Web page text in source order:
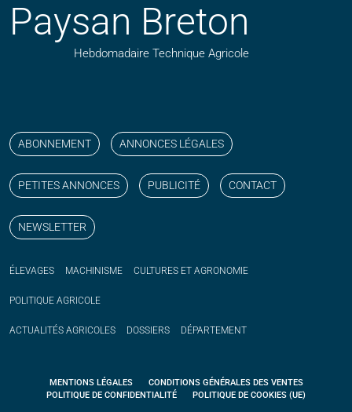
Paysan Breton
Hebdomadaire Technique Agricole
ABONNEMENT ANNONCES LÉGALES
PETITES ANNONCES PUBLICITÉ CONTACT
NEWSLETTER
ÉLEVAGES MACHINISME CULTURES ET AGRONOMIE
POLITIQUE AGRICOLE
ACTUALITÉS AGRICOLES DOSSIERS DÉPARTEMENT
MENTIONS LÉGALES
CONDITIONS GÉNÉRALES DES VENTES
POLITIQUE DE CONFIDENTIALITÉ
POLITIQUE DE COOKIES (UE)